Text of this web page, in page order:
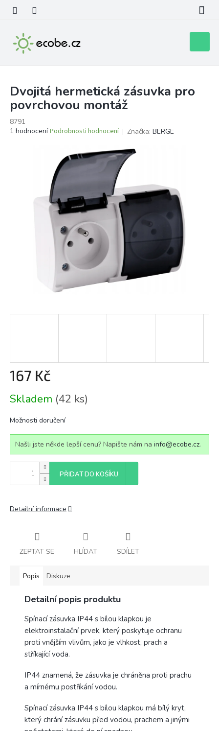
obsah
košík
Dvojitá hermetická zásuvka pro
povrchovou montáž
8791
Průměrné
hvězdiček.
1 hodnocení Podrobnosti hodnocení Značka: BERGE
167 Kč
cena:
Skladem (42 ks)
Možnosti doručení
Našli jste někde lepší cenu? Napište nám na info@ecobe.cz.
PŘIDAT DO KOŠÍKU
Detailní informace
ZEPTAT SE HLÍDAT SDÍLET
Popis Diskuze
Detailní popis produktu
Spínací zásuvka IP44 s bílou klapkou je
elektroinstalační prvek, který poskytuje ochranu
proti vnějším vlivům, jako je vlhkost, prach a
stříkající voda.
IP44 znamená, že zásuvka je chráněna proti prachu
a mírnému postříkání vodou.
Spínací zásuvka IP44 s bílou klapkou má bílý kryt,
který chrání zásuvku před vodou, prachem a jinými